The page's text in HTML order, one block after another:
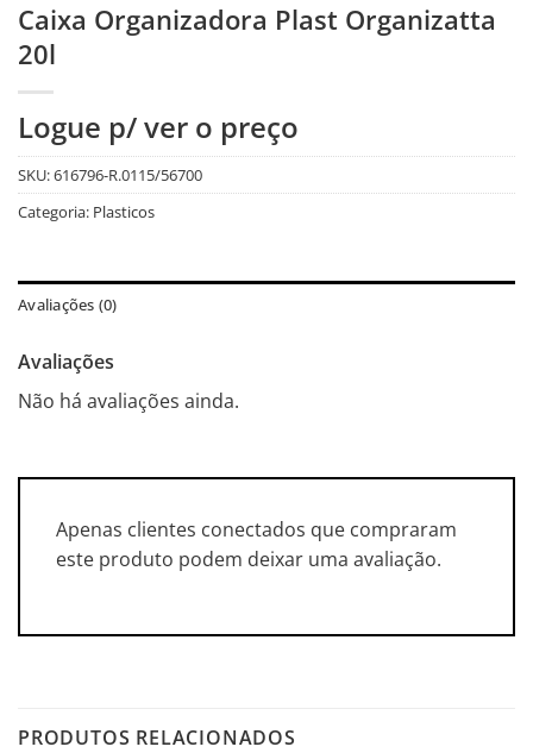
Caixa Organizadora Plast Organizatta
20l
Logue p/ ver o preço
SKU:616796-R.0115/56700
Categoria: Plasticos
Avaliações (0)
Avaliações
Não há avaliações ainda.
Apenas clientes conectados que compraram
este produto podem deixar uma avaliação.
PRODUTOS RELACIONADOS